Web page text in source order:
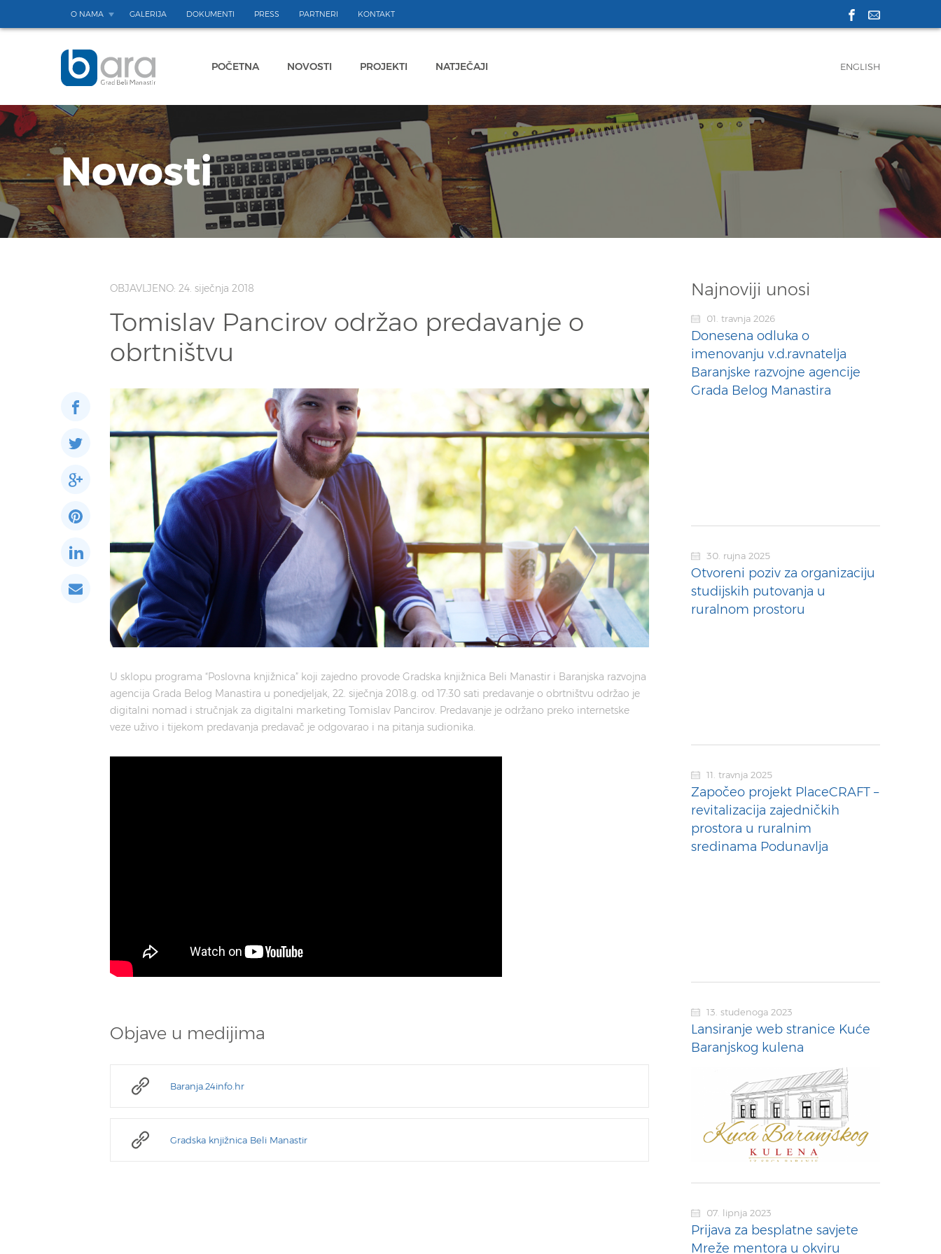
O NAMA GALERIJA DOKUMENTI PRESS PARTNERI KONTAKT
POČETNA NOVOSTI PROJEKTI NATJEČAJI ENGLISH
Novosti
OBJAVLJENO: 24. siječnja 2018
Tomislav Pancirov održao predavanje o
obrtništvu
U sklopu programa “Poslovna knjižnica” koji zajedno provode Gradska knjižnica Beli Manastir i Baranjska razvojna
agencija Grada Belog Manastira u ponedjeljak, 22. siječnja 2018.g. od 17:30 sati predavanje o obrtništvu održao je
digitalni nomad i stručnjak za digitalni marketing Tomislav Pancirov. Predavanje je održano preko internetske
veze uživo i tijekom predavanja predavač je odgovarao i na pitanja sudionika.
Objave u medijima
Baranja.24info.hr
Gradska knjižnica Beli Manastir
Najnoviji unosi
01. travnja 2026
Donesena odluka o
imenovanju v.d.ravnatelja
Baranjske razvojne agencije
Grada Belog Manastira
30. rujna 2025
Otvoreni poziv za organizaciju
studijskih putovanja u
ruralnom prostoru
11. travnja 2025
Započeo projekt PlaceCRAFT –
revitalizacija zajedničkih
prostora u ruralnim
sredinama Podunavlja
13. studenoga 2023
Lansiranje web stranice Kuće
Baranjskog kulena
07. lipnja 2023
Prijava za besplatne savjete
Mreže mentora u okviru